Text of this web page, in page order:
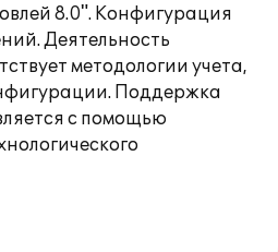
8.0". Конфигурация
Деятельность
методологии учета,
Поддержка
с помощью